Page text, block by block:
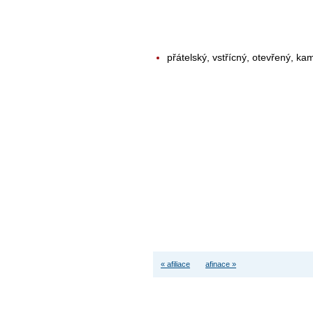
přátelský, vstřícný, otevřený,
« afiliace afinace »